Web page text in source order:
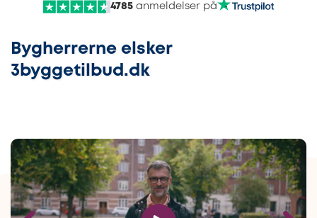
4785 anmeldelser på
Bygherrerne elsker
3byggetilbud.dk